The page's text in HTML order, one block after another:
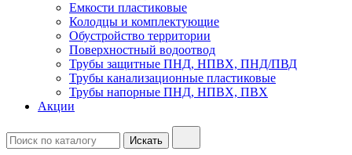
Емкости пластиковые
Колодцы и комплектующие
Обустройство территории
Поверхностный водоотвод
Трубы защитные ПНД, НПВХ, ПНД/ПВД
Трубы канализационные пластиковые
Трубы напорные ПНД, НПВХ, ПВХ
Акции